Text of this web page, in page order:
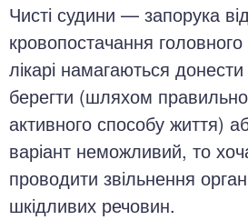
Чисті судини — запорука
кровопостачання
лікарі намагаються
берегти (шляхом
активного способу життя)
варіант неможливий, то
проводити звільнення
шкідливих речовин.